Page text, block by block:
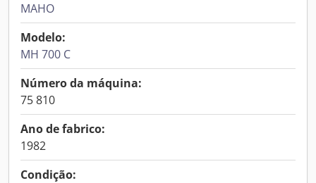
MAHO
Modelo:
MH 700 C
Número da máquina:
75 810
Ano de fabrico:
1982
Condição: